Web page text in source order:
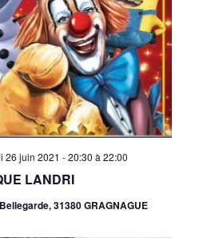
LANDRI
26 juin 2021 - 20:30 à22:00
31380 GRAGNAGUE